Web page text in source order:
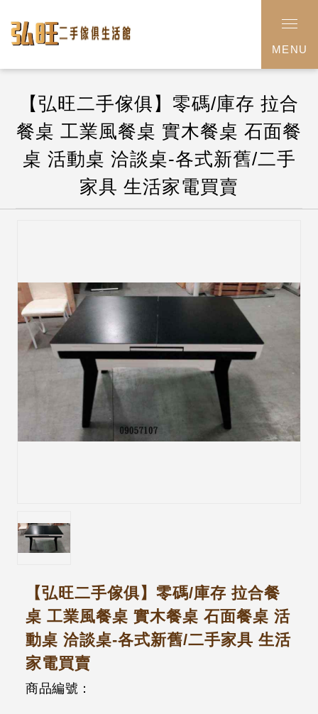
MENU
【弘旺二手傢俱】零碼/庫存 拉合
餐桌 工業風餐桌 實木餐桌 石面餐
桌 活動桌 洽談桌-各式新舊/二手
家具 生活家電買賣
【弘旺二手傢俱】零碼/庫存 拉合餐
桌 工業風餐桌 實木餐桌 石面餐桌 活
動桌 洽談桌-各式新舊/二手家具 生活
家電買賣
商品編號：